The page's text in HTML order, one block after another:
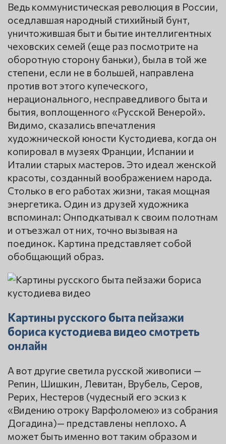
Ведь коммунистическая революция в России,
оседлавшая народный стихийный бунт,
уничтожившая быт и бытие интеллигентных
чеховских семей (еще раз посмотрите на
оборотную сторону баньки), была в той же
степени, если не в большей, направлена
против вот этого купеческого,
нерационального, несправедливого быта и
бытия, воплощенного «Русской Венерой».
Видимо, сказались впечатления
художнической юности Кустодиева, когда он
копировал в музеях Франции, Испании и
Италии старых мастеров. Это идеал женской
красоты, созданный воображением народа.
Столько в его работах жизни, такая мощная
энергетика. Один из друзей художника
вспоминал: Онподкатывал к своим полотнам
и отъезжал от них, точно вызывая на
поединок. Картина представляет собой
обобщающий образ.
Картины русского быта пейзажи
бориса кустодиева видео смотреть
онлайн
А вот другие светила русской живописи —
Репин, Шишкин, Левитан, Врубель, Серов,
Рерих, Нестеров (чудесный его эскиз к
«Видению отроку Варфоломею» из собрания
Догадина)— представлены неплохо. А
может быть именно вот таким образом и